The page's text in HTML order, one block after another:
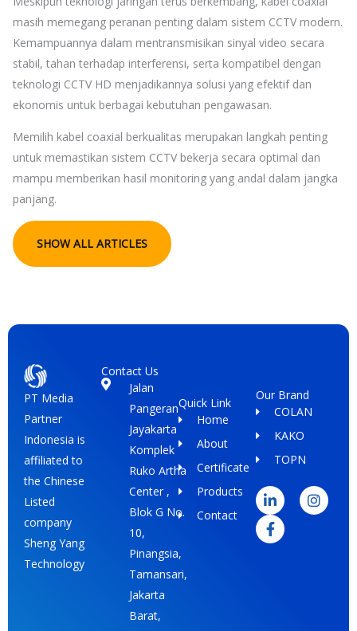
masih memegang peranan penting dalam sistem CCTV modern.
Kemampuannya dalam mentransmisikan sinyal video secara
stabil, tahan terhadap interferensi, serta kompatibel dengan
teknologi CCTV HD menjadikannya solusi yang efektif dan
ekonomis untuk berbagai kebutuhan pengawasan.
Memilih kabel coaxial berkualitas merupakan langkah penting
untuk memastikan sistem CCTV bekerja secara optimal dan
mampu memberikan hasil monitoring yang andal dalam jangka
panjang.
SHOW ALL ARTICLES
PT Media
Partner
Indonesia is
affiliated to
the Chinese
Listed
company
Sheng Yang
Technology
Contact Us
Jalan
Pangeran
Jayakarta
Komplek
Ruko Artha
Center ,
Blok G No.
10,
Pinangsia,
Tamansari,
Jakarta
Barat,
Quick Link
Home
About
Certificate
Products
Contact
Our Brand
COLAN
KAKO
TOPN
i
n
k
e
d
n
s
t
a
c
e
b
o